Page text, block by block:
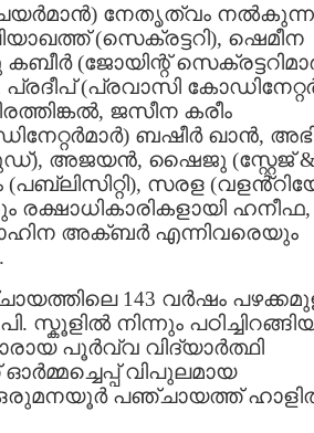
നേതൃത്വം നൽകുന്ന
(സെക്രട്ടറി), ഷെമീന
(ജോയിന്റ്
(പ്രവാസി
ജസീന കരീം
ബഷീർ ഖാൻ,
അജയൻ, ഷൈജു (സ്റ്റേജ്
(പബ്ലിസിറ്റി), സരള
ഹനീഫ,
അക്ബർ എന്നിവരെയും
143 വർഷം
സ്കൂളിൽ നിന്നും
പൂർവ്വ വിദ്യാർത്ഥി
വിപുലമായ
ഒരുമനയൂർ പഞ്ചായത്ത്